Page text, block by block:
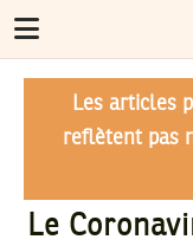
Les articles
reflètent pas
Le